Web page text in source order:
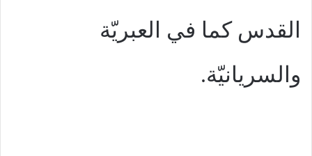
القدس كما في العبريّة
والسريانيّة.